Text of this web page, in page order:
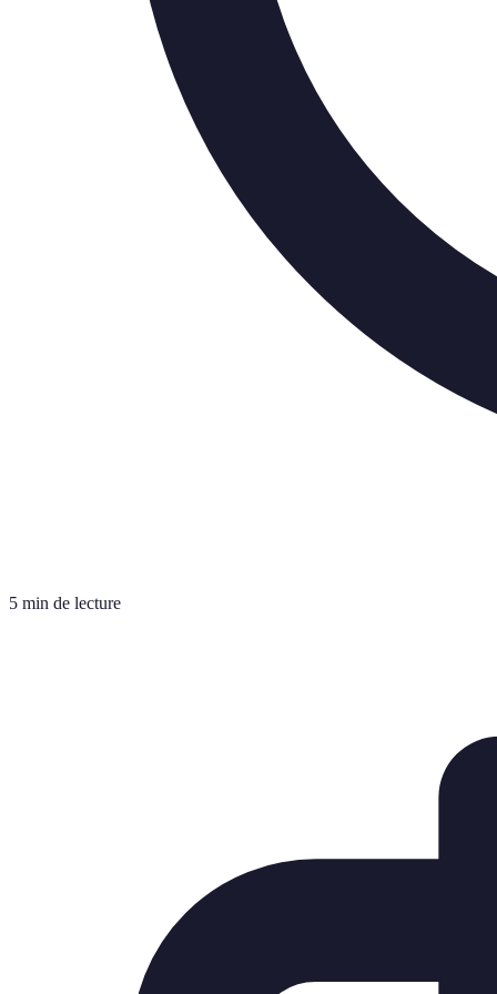
5 min de lecture